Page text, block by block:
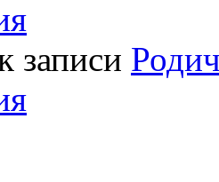
записи